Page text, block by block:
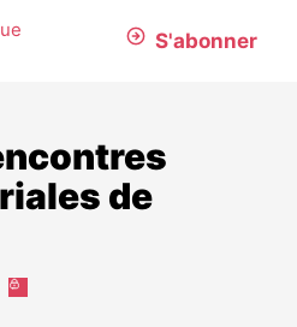
S'abonner
de
Cet